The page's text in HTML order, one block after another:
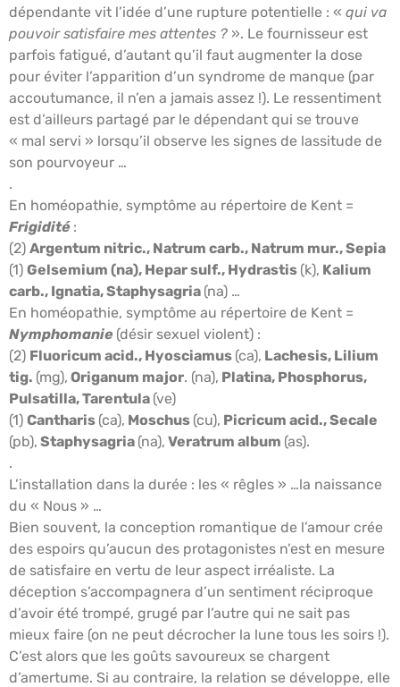
dépendante vit l’idée d’une rupture potentielle : « qui va
pouvoir satisfaire mes attentes ? ». Le fournisseur est
parfois fatigué, d’autant qu’il faut augmenter la dose
pour éviter l’apparition d’un syndrome de manque (par
accoutumance, il n’en a jamais assez !). Le ressentiment
est d’ailleurs partagé par le dépendant qui se trouve
« mal servi » lorsqu’il observe les signes de lassitude de
son pourvoyeur …
.
En homéopathie, symptôme au répertoire de Kent =
Frigidité:
(2) Argentum nitric., Natrum carb., Natrum mur., Sepia
(1) Gelsemium (na), Hepar sulf., Hydrastis (k), Kalium
carb., Ignatia, Staphysagria (na) …
En homéopathie, symptôme au répertoire de Kent =
Nymphomanie (désir sexuel violent) :
(2) Fluoricum acid., Hyosciamus (ca), Lachesis, Lilium
tig. (mg), Origanum major. (na), Platina, Phosphorus,
Pulsatilla, Tarentula (ve)
(1) Cantharis (ca), Moschus (cu), Picricum acid., Secale
(pb), Staphysagria (na), Veratrum album (as).
.
L’installation dans la durée : les « rêgles » …la naissance
du « Nous » …
Bien souvent, la conception romantique de l’amour crée
des espoirs qu’aucun des protagonistes n’est en mesure
de satisfaire en vertu de leur aspect irréaliste. La
déception s’accompagnera d’un sentiment réciproque
d’avoir été trompé, grugé par l’autre qui ne sait pas
mieux faire (on ne peut décrocher la lune tous les soirs !).
C’est alors que les goûts savoureux se chargent
d’amertume. Si au contraire, la relation se développe, elle